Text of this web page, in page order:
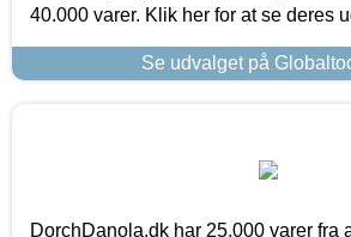
40.000 varer. Klik her for at se deres
Se udvalget på
DorchDanola.dk har 25.000 varer fra